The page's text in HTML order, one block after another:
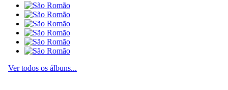
Ver todos os álbuns...